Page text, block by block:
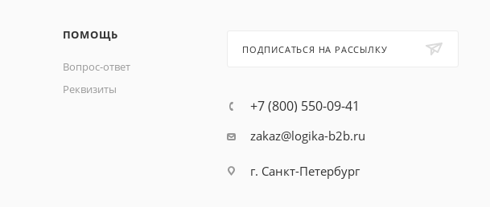
ПОМОЩЬ
Вопрос-ответ
Реквизиты
ПОДПИСАТЬСЯ НА РАССЫЛКУ
+7 (800) 550-09-41
zakaz@logika-b2b.ru
г. Санкт-Петербург